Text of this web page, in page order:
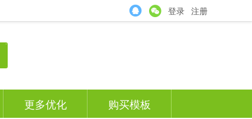
登录 注册
更多优化 购买模板